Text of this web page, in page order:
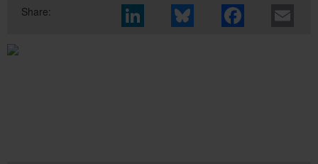
Share: